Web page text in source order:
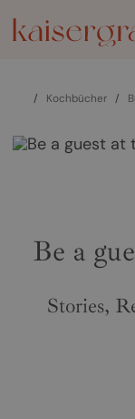
/ Kochbücher /
Be a
Stories,